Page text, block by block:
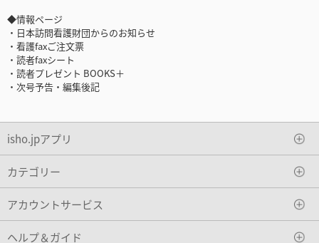
◆情報ページ
・日本訪問看護財団からのお知らせ
・看護faxご注文票
・読者faxシート
・読者プレゼント BOOKS＋
・次号予告・編集後記
isho.jpアプリ
カテゴリー
アカウントサービス
ヘルプ＆ガイド